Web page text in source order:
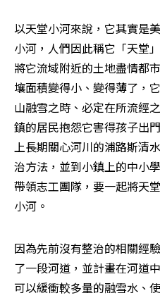
以天堂小河來說，它其實是
小河，人們因此稱它「天堂
將它流域附近的土地盡情都
壤面積變得小、變得薄了，
山融雪之時、必定在所流經
鎮的居民抱怨它害得孩子出
上長期關心河川的浦路斯清
治方法，並到小鎮上的中小
帶領志工團隊，要一起將天
小河。
因為先前沒有整治的相關經
了一段河道，並計畫在河道
可以緩衝較多量的融雪水、